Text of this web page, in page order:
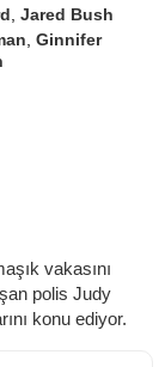
,Jared Bush
,Ginnifer
vakasını
polis Judy
konu ediyor.